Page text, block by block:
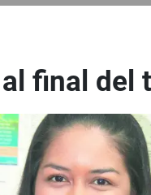
final del